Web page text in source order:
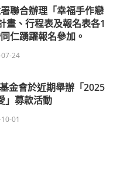
聯合辦理「幸福手作戀
畫、行程表及報名表各1
仁踴躍報名參加。
24
金會於近期舉辦「2025
」募款活動
01